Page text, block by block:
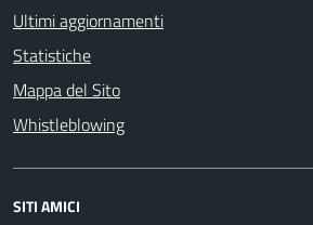
Ultimi aggiornamenti
Statistiche
Mappa del Sito
Whistleblowing
SITI AMICI